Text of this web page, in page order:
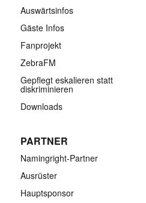
Auswärtsinfos
Gäste Infos
Fanprojekt
ZebraFM
Gepflegt eskalieren statt
diskriminieren
Downloads
PARTNER
Namingright-Partner
Ausrüster
Hauptsponsor